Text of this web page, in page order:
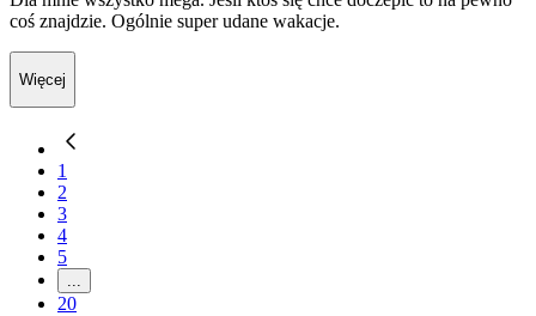
coś znajdzie. Ogólnie super udane wakacje.
Więcej
1
2
3
4
5
...
20